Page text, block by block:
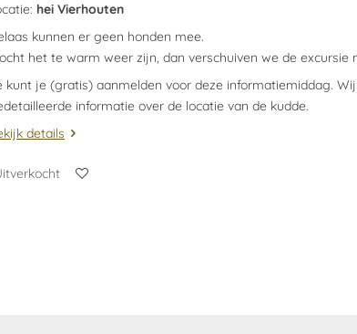
hei Vierhouten
kunnen er geen honden mee.
het te warm weer zijn, dan verschuiven we de excursie
kunt je (gratis) aanmelden voor deze informatiemiddag.
informatie over de locatie van de kudde.
details